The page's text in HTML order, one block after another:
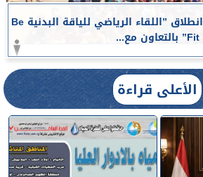
جامعة أسيوط تشهد انطلاق ”اللقاء الرياضي للياقة البدنية Be
Fit” بالتعاون مع...
الأعلى قراءة